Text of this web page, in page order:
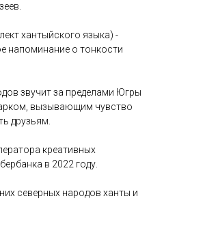
хантыйского языка) -
напоминание о тонкости
звучит за пределами Югры
вызывающим чувство
друзьям.
креативных
в 2022 году.
северных народов ханты и